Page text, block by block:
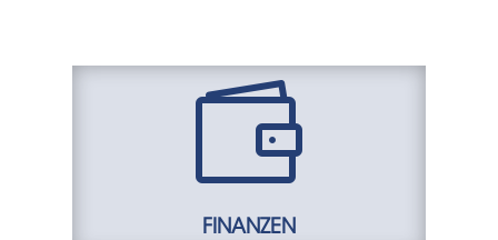

FINANZEN